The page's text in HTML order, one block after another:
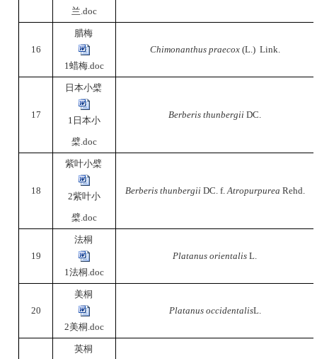
兰.doc
16
腊梅
1蜡梅.doc
Chimonanthus praecox(L.) Link.
17
日本小檗
1日本小
檗.doc
Berberis thunbergii DC.
18
紫叶小檗
2紫叶小
檗.doc
Berberis thunbergii DC. f.Atropurpurea Rehd.
19
法桐
1法桐.doc
Platanus orientalis L.
20
美桐
2美桐.doc
Platanus occidentalisL.
英桐